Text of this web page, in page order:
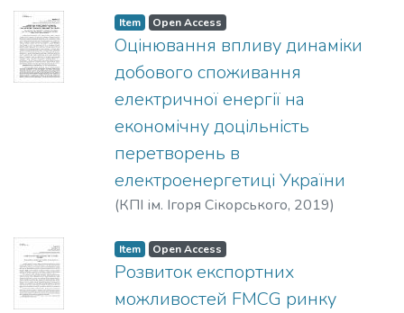
Item Open Access
Оцінювання впливу динаміки
добового споживання
електричної енергії на
економічну доцільність
перетворень в
електроенергетиці України
(КПІ ім. Ігоря Сікорського, 2019)
Item Open Access
Розвиток експортних
можливостей FMCG ринку